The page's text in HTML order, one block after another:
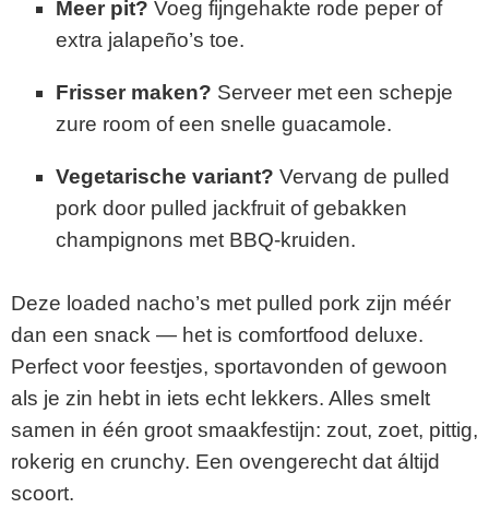
Meer pit? Voeg fijngehakte rode peper of
extra jalapeño’s toe.
Frisser maken? Serveer met een schepje
zure room ofeen snelle guacamole.
Vegetarische variant? Vervang de pulled
pork door pulled jackfruit ofgebakken
champignons met BBQ-kruiden.
Deze loaded nacho’s met pulled pork zijn méér
dan een snack — het is comfortfood deluxe.
Perfect voor feestjes, sportavonden ofgewoon
als je zin hebt in iets echt lekkers. Alles smelt
samen in één groot smaakfestijn: zout, zoet, pittig,
rokerig en crunchy. Een ovengerecht dat áltijd
scoort.